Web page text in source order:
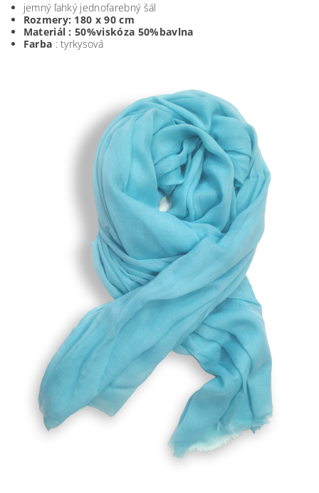
jemný ľahký jednofarebný šál
Rozmery: 180 x 90 cm
Materiál : 50%viskóza 50%bavlna
Farba : tyrkysová